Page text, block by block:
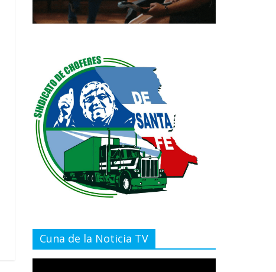
Cuna de la Noticia TV